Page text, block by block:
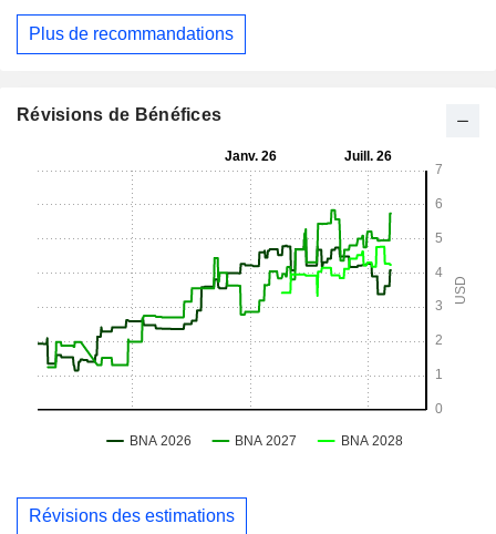
Plus de recommandations
Révisions de Bénéfices
Révisions des estimations